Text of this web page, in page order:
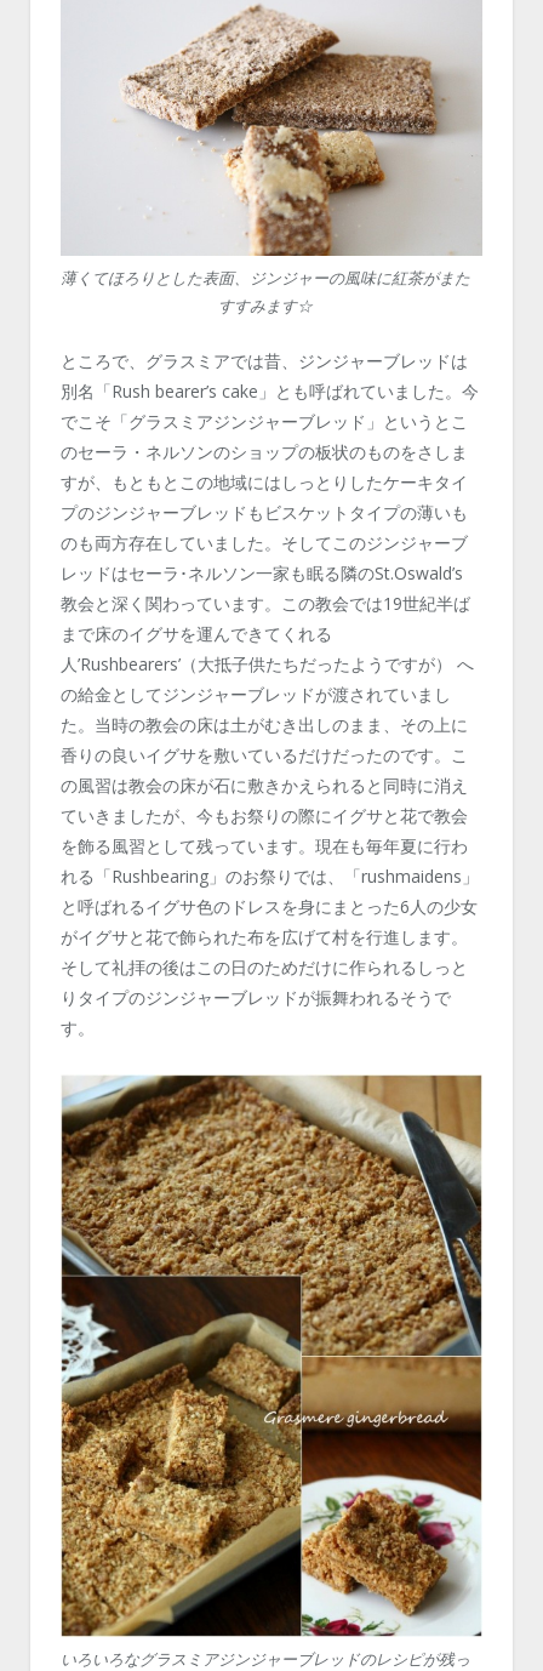
薄くてほろりとした表面、ジンジャーの風味に紅茶がまた
すすみます☆
ところで、グラスミアでは昔、ジンジャーブレッドは
別名「Rush bearer’s cake」とも呼ばれていました。今
でこそ「グラスミアジンジャーブレッド」というとこ
のセーラ・ネルソンのショップの板状のものをさしま
すが、もともとこの地域にはしっとりしたケーキタイ
プのジンジャーブレッドもビスケットタイプの薄いも
のも両方存在していました。そしてこのジンジャーブ
レッドはセーラ･ネルソン一家も眠る隣のSt.Oswald’s
教会と深く関わっています。この教会では19世紀半ば
まで床のイグサを運んできてくれる
人’Rushbearers’（大抵子供たちだったようですが） へ
の給金としてジンジャーブレッドが渡されていまし
た。当時の教会の床は土がむき出しのまま、その上に
香りの良いイグサを敷いているだけだったのです。こ
の風習は教会の床が石に敷きかえられると同時に消え
ていきましたが、今もお祭りの際にイグサと花で教会
を飾る風習として残っています。現在も毎年夏に行わ
れる「Rushbearing」のお祭りでは、「rushmaidens」
と呼ばれるイグサ色のドレスを身にまとった6人の少女
がイグサと花で飾られた布を広げて村を行進します。
そして礼拝の後はこの日のためだけに作られるしっと
りタイプのジンジャーブレッドが振舞われるそうで
す。
いろいろなグラスミアジンジャーブレッドのレシピが残っ